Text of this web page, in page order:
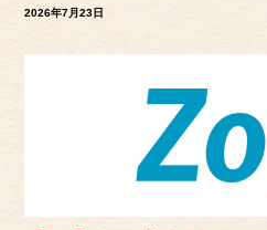
2026年7月23日